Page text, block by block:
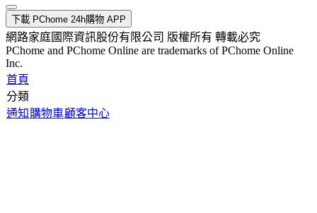
下載 PChome 24h購物 APP
網路家庭國際資訊股份有限公司 版權所有 轉載必究
PChome and PChome Online are trademarks of PChome Online
Inc.
首頁
分類
通知 購物車顧客中心